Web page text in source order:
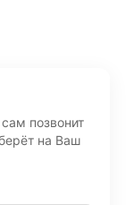
позвонит
на Ваш